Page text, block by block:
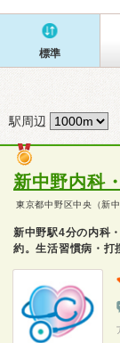
標準
駅周辺
新中野内科
東京都中野区中央（新
新中野駅4分の内科
約。生活習慣病・打